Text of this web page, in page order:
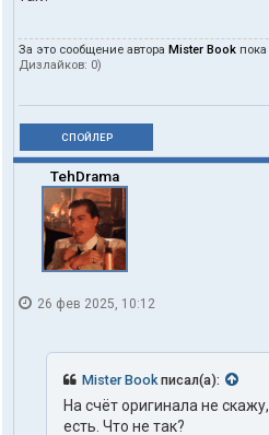
За это сообщение автора Mister Book
Дизлайков: 0)
СПОЙЛЕР
TehDrama
26 фев 2025, 10:12
Mister Bookписал(а):
На счёт оригинала не
есть. Что не так?